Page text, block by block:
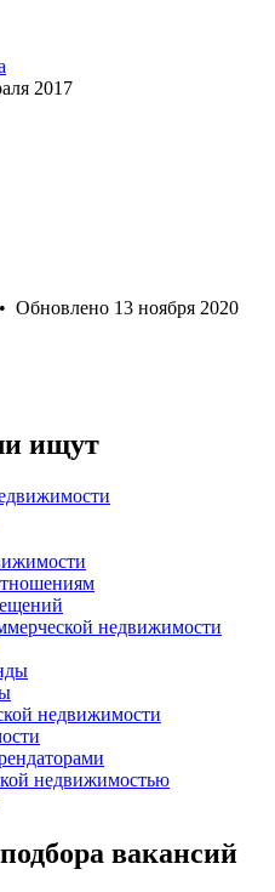
2017
• Обновлено 13 ноября 2020
ищут
недвижимости
недвижимости
недвижимостью
вакансий